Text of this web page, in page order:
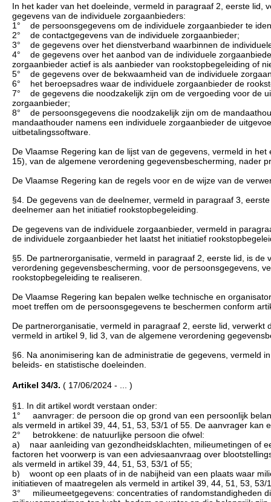
In het kader van het doeleinde, vermeld in paragraaf 2, eerste
gegevens van de individuele zorgaanbieders:
1° de persoonsgegevens om de individuele zorgaanbieder te
2° de contactgegevens van de individuele zorgaanbieder;
3° de gegevens over het dienstverband waarbinnen de
4° de gegevens over het aanbod van de individuele
zorgaanbieder actief is als aanbieder van rookstopbegeleiding of
5° de gegevens over de bekwaamheid van de individuele
6° het beroepsadres waar de individuele zorgaanbieder de
7° de gegevens die noodzakelijk zijn om de vergoeding voor de
zorgaanbieder;
8° de persoonsgegevens die noodzakelijk zijn om de
mandaathouder namens een individuele zorgaanbieder de
uitbetalingssoftware.
De Vlaamse Regering kan de lijst van de gegevens, vermeld in
15), van de algemene verordening gegevensbescherming, nader
De Vlaamse Regering kan de regels voor en de wijze van de
§4. De gegevens van de deelnemer, vermeld in paragraaf 3,
deelnemer aan het initiatief rookstopbegeleiding.
De gegevens van de individuele zorgaanbieder, vermeld in
de individuele zorgaanbieder het laatst het initiatief
§5. De partnerorganisatie, vermeld in paragraaf 2, eerste lid, is
verordening gegevensbescherming, voor de persoonsgegevens,
rookstopbegeleiding te realiseren.
De Vlaamse Regering kan bepalen welke technische en
moet treffen om de persoonsgegevens te beschermen conform
De partnerorganisatie, vermeld in paragraaf 2, eerste lid,
vermeld in artikel 9, lid 3, van de algemene verordening
§6. Na anonimisering kan de administratie de gegevens, vermeld
beleids- en statistische doeleinden.
Artikel 34/3. ( 17/06/2024 - ... )
§1. In dit artikel wordt verstaan onder:
1° aanvrager: de persoon die op grond van een persoonlijk
als vermeld in artikel 39, 44, 51, 53, 53/1 of 55. De aanvrager kan
2° betrokkene: de natuurlijke persoon die ofwel:
a) naar aanleiding van gezondheidsklachten, milieumetingen of
factoren het voorwerp is van een adviesaanvraag over
als vermeld in artikel 39, 44, 51, 53, 53/1 of 55;
b) woont op een plaats of in de nabijheid van een plaats waar
initiatieven of maatregelen als vermeld in artikel 39, 44, 51, 53, 53/
3° milieumeetgegevens: concentraties of randomstandigheden